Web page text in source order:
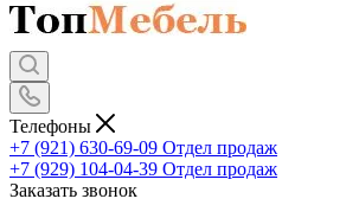
Телефоны
+7 (921) 630-69-09 Отдел продаж
+7 (929) 104-04-39 Отдел продаж
Заказать звонок